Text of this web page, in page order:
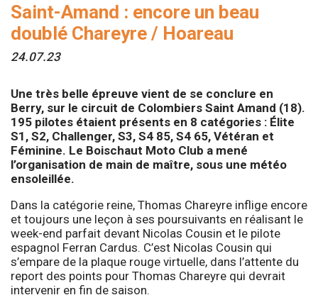
Saint-Amand : encore un beau
doublé Chareyre / Hoareau
24.07.23
Une très belle épreuve vient de se conclure en
Berry, sur le circuit de Colombiers Saint Amand (18).
195 pilotes étaient présents en 8 catégories : Élite
S1, S2, Challenger, S3, S4 85, S4 65, Vétéran et
Féminine. Le Boischaut Moto Club a mené
l’organisation de main de maître, sous une météo
ensoleillée.
Dans la catégorie reine, Thomas Chareyre inflige encore
et toujours une leçon à ses poursuivants en réalisant le
week-end parfait devant Nicolas Cousin et le pilote
espagnol Ferran Cardus. C’est Nicolas Cousin qui
s’empare de la plaque rouge virtuelle, dans l’attente du
report des points pour Thomas Chareyre qui devrait
intervenir en fin de saison.